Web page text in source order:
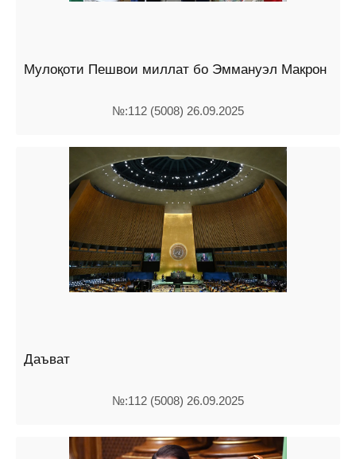
Мулоқоти Пешвои миллат бо Эммануэл Макрон
№:112 (5008) 26.09.2025
Даъват
№:112 (5008) 26.09.2025